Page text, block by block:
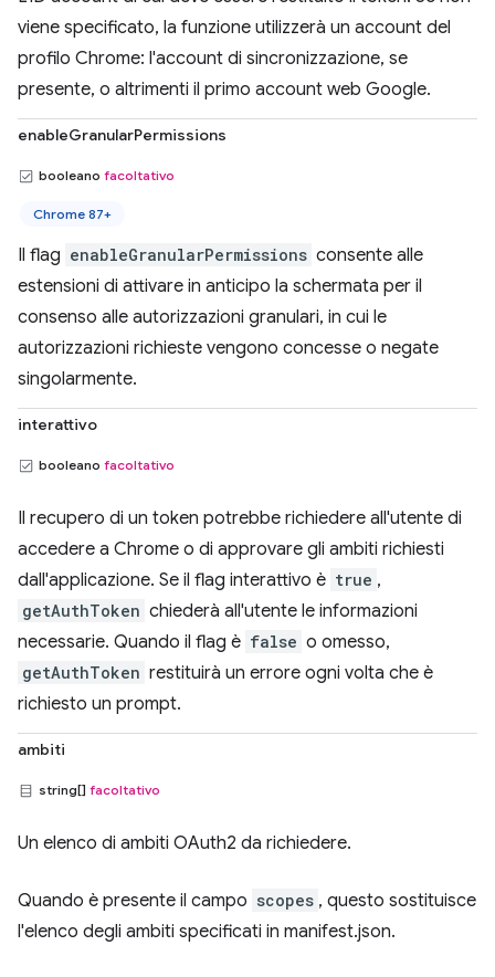
viene specificato, la funzione utilizzerà un account del
profilo Chrome: l'account di sincronizzazione, se
presente, o altrimenti il primo account web Google.
enableGranularPermissions
booleano facoltativo
Chrome 87+
Il flag enableGranularPermissions consente alle
estensioni di attivare in anticipo la schermata per il
consenso alle autorizzazioni granulari, in cui le
autorizzazioni richieste vengono concesse o negate
singolarmente.
interattivo
booleano facoltativo
Il recupero di un token potrebbe richiedere all'utente di
accedere a Chrome o di approvare gli ambiti richiesti
dall'applicazione. Se il flag interattivo è true ,
getAuthToken chiederà all'utente le informazioni
necessarie. Quando il flag è false o omesso,
getAuthToken restituirà un errore ogni volta che è
richiesto un prompt.
ambiti
string[] facoltativo
Un elenco di ambiti OAuth2 da richiedere.
Quando è presente il campo scopes , questo sostituisce
l'elenco degli ambiti specificati in manifest.json.